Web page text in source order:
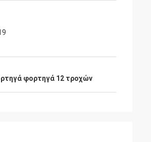
φορτηγά 12 τροχών